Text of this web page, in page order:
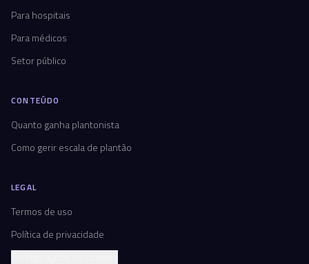
Para hospitais
Para médicos
Setor público
CONTEÚDO
Quanto ganha plantonista
Como gerir escala de plantão
LEGAL
Termos de uso
Política de privacidade